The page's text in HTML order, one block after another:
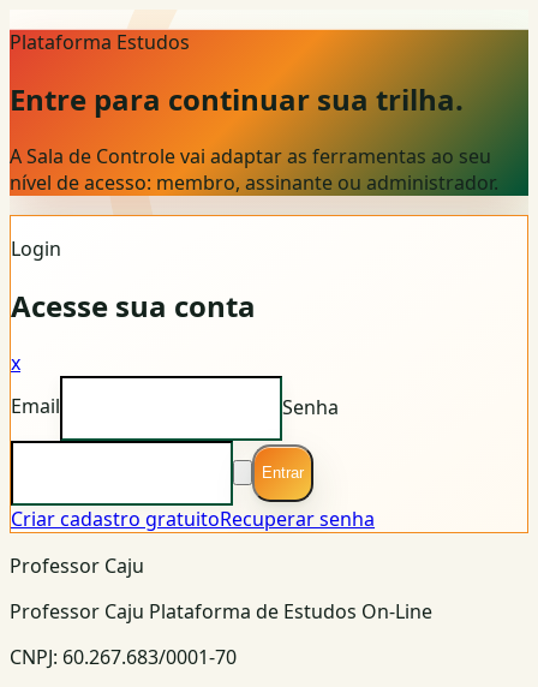
Plataforma Estudos
Entre para continuar sua trilha.
A Sala de Controle vai adaptar as ferramentas ao seu
nível de acesso: membro, assinante ou administrador.
Login
Acesse sua conta
x
Email
Senha
Entrar
Criar cadastro gratuitoRecuperar senha
Professor Caju
Professor Caju Plataforma de Estudos On-Line
CNPJ: 60.267.683/0001-70